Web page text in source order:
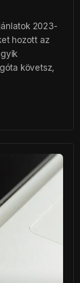
2023-
hozott az
követsz,